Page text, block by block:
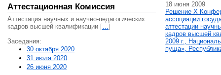
Аттестационная Комиссия
Аттестация научных и научно-педагогических
кадров высшей квалификации […]
Заседания:
30 октября 2020
31 июля 2020
26 июня 2020
18 июня 2009
Решение X
ассоциации
аттестации
кадров высшей
2009 г.,
пуща»,